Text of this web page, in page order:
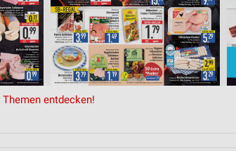
entdecken!
oder Kombinationen von Daten aus